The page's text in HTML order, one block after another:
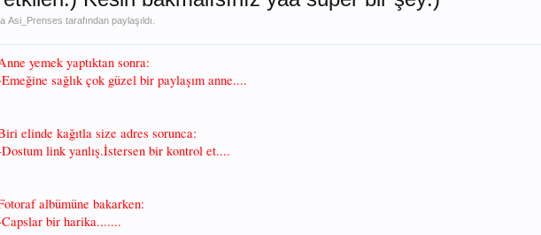
Asi_Prenses tarafından paylaşıldı.
yemek yaptıktan sonra:
sağlık çok güzel bir paylaşım anne....
elinde kağıtla size adres sorunca:
link yanlış.İstersen bir kontrol et....
albümüne bakarken:
bir harika.......